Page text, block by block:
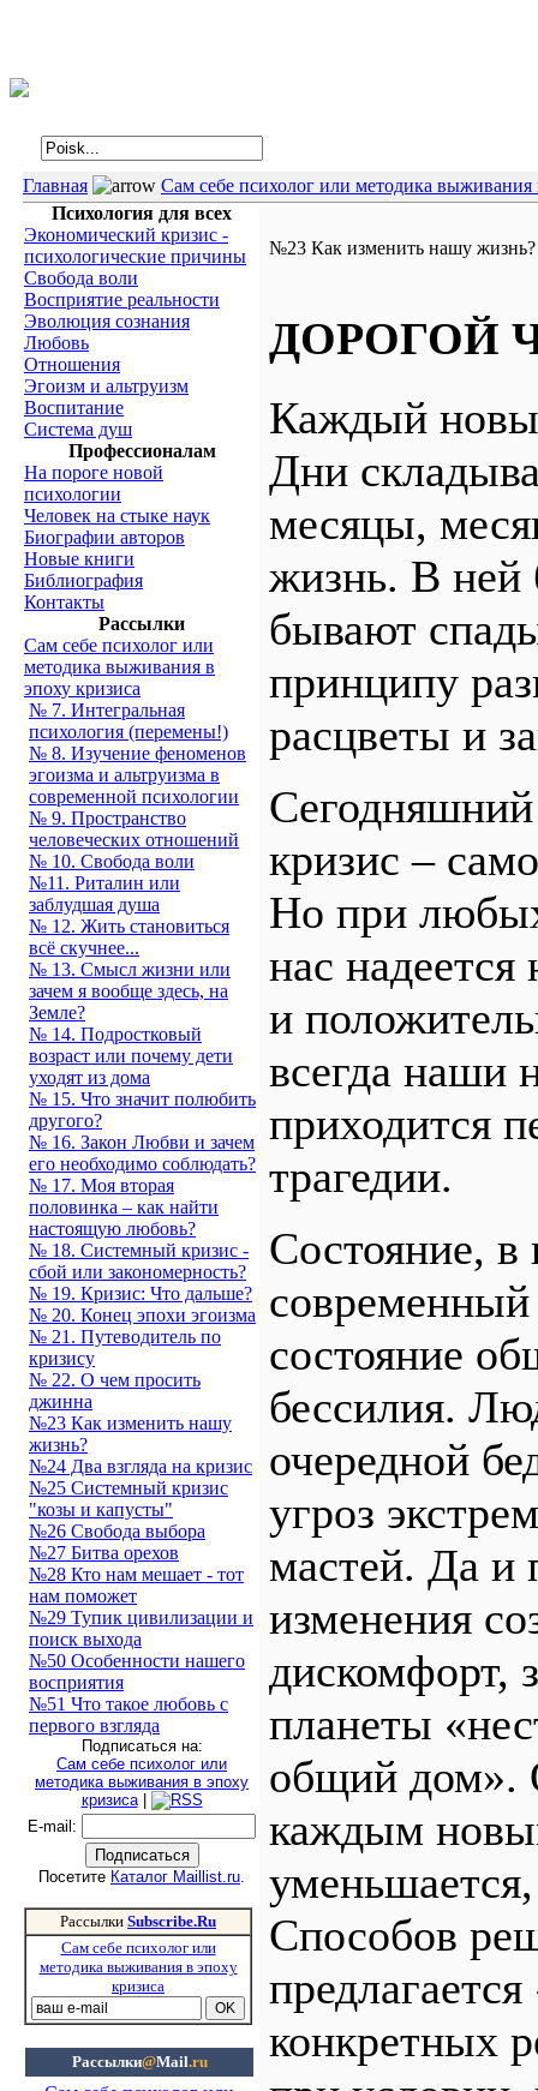
Главная
Сам себе психолог или методика выживания
Психология для всех
Экономический кризис -
психологические причины
Свобода воли
Восприятие реальности
Эволюция сознания
Любовь
Отношения
Эгоизм и альтруизм
Воспитание
Система душ
Профессионалам
На пороге новой
психологии
Человек на стыке наук
Биографии авторов
Новые книги
Библиография
Контакты
Рассылки
Сам себе психолог или
методика выживания в
эпоху кризиса
№ 7. Интегральная
психология (перемены!)
№ 8. Изучение феноменов
эгоизма и альтруизма в
современной психологии
№ 9. Пространство
человеческих отношений
№ 10. Свобода воли
№11. Риталин или
заблудшая душа
№ 12. Жить становиться
всё скучнее...
№ 13. Смысл жизни или
зачем я вообще здесь, на
Земле?
№ 14. Подростковый
возраст или почему дети
уходят из дома
№ 15. Что значит полюбить
другого?
№ 16. Закон Любви и зачем
его необходимо соблюдать?
№ 17. Моя вторая
половинка – как найти
настоящую любовь?
№ 18. Системный кризис -
сбой или закономерность?
№ 19. Кризис: Что дальше?
№ 20. Конец эпохи эгоизма
№ 21. Путеводитель по
кризису
№ 22. О чем просить
джинна
№23 Как изменить нашу
жизнь?
№24 Два взгляда на кризис
№25 Системный кризис
"козы и капусты"
№26 Свобода выбора
№27 Битва орехов
№28 Кто нам мешает - тот
нам поможет
№29 Тупик цивилизации и
поиск выхода
№50 Особенности нашего
восприятия
№51 Что такое любовь с
первого взгляда
Подписаться на:
Сам себе психолог или
методика выживания в эпоху
кризиса|
E-mail :
Посетите Каталог Maillist.ru.
Рассылки Subscribe.Ru
Сам себе психолог или
методика выживания в эпоху
кризиса
Рассылки@Mail.ru
№23 Как изменить нашу жизнь?
ДОРОГОЙ
Каждый
Дни
месяцы,
жизнь. В ней
бывают
принципу
расцветы и
кризис –
Но при
нас
и
всегда наши
приходится
трагедии.
Состояние, в
состояние
бессилия.
очередной
угроз
мастей. Да и
изменения
дискомфорт,
планеты
общий дом».
каждым
Способов
конкретных